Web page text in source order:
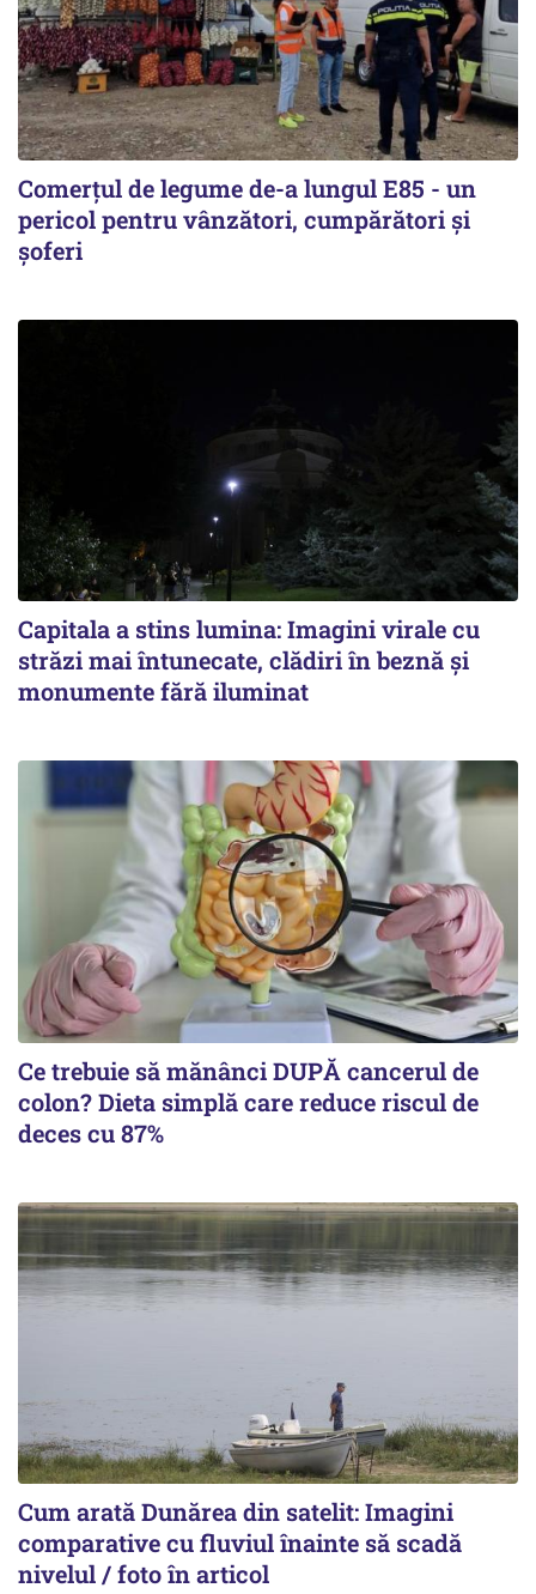
Comerțul de legume de-a lungul E85 - un
pericol pentru vânzători, cumpărători și
șoferi
Capitala a stins lumina: Imagini virale cu
străzi mai întunecate, clădiri în beznă și
monumente fără iluminat
Ce trebuie să mănânci DUPĂ cancerul de
colon? Dieta simplă care reduce riscul de
deces cu 87%
Cum arată Dunărea din satelit: Imagini
comparative cu fluviul înainte să scadă
nivelul / foto în articol